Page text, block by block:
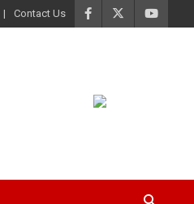
Contact Us